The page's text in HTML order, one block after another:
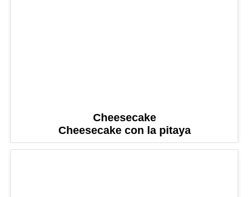
Cheesecake
Cheesecake con la pitaya